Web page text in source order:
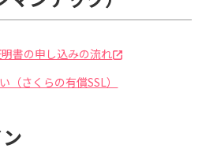
書の申し込みの流れ
（さくらの有償SSL）